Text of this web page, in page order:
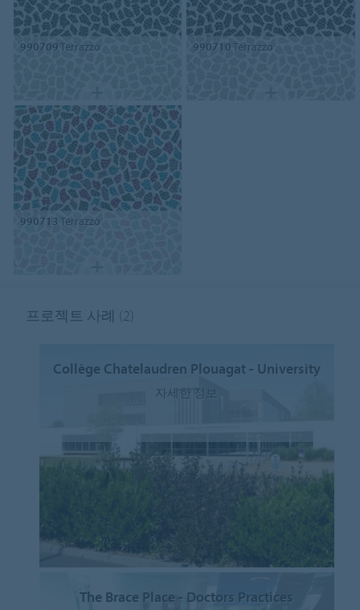
990709Terrazzo 990710Terrazzo
990713 Terrazzo
프로젝트 사례 (2)
Collège Chatelaudren Plouagat - University
자세한 정보
The Brace Place - Doctors Practices